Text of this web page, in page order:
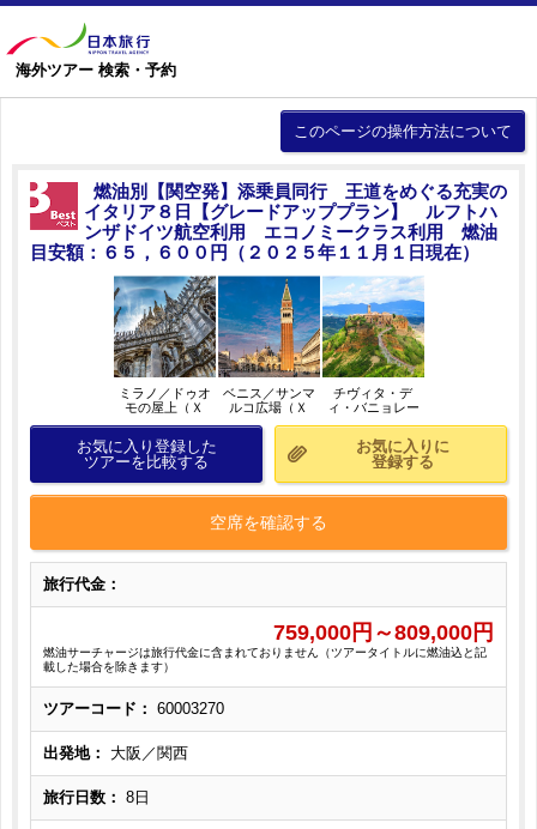
海外ツアー 検索・予約
このページの操作方法について
燃油別【関空発】添乗員同行 王道をめぐる充実の
イタリア８日【グレードアッププラン】 ルフトハ
ンザドイツ航空利用 エコノミークラス利用 燃油
目安額：６５，６００円（２０２５年１１月１日現在）
ミラノ／ドゥオ
モの屋上（Ｘ
ベニス／サンマ
ルコ広場（Ｘ
チヴィタ・デ
ィ・バニョレー
イメージ
お気に入り登録した
ツアーを比較する
お気に入りに
登録する
空席を確認する
旅行代金：
759,000 円～809,000 円
燃油サーチャージは旅行代金に含まれておりません（ツアータイトルに燃油込と記
載した場合を除きます）
ツアーコード： 60003270
出発地： 大阪／関西
旅行日数： 8日